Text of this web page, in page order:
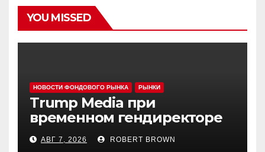
YOU MISSED
НОВОСТИ ФОНДОВОГО РЫНКА РЫНКИ
Trump Media при
временном гендиректоре
МакГерне сократила число
сделок с криптовалютами
АВГ 7, 2026 ROBERT BROWN